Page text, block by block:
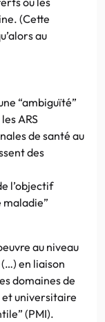
(Cette
au
“ambiguïté”
ARS
de santé au
des
l’objectif
maladie”
au niveau
en liaison
domaines de
et universitaire
(PMI).